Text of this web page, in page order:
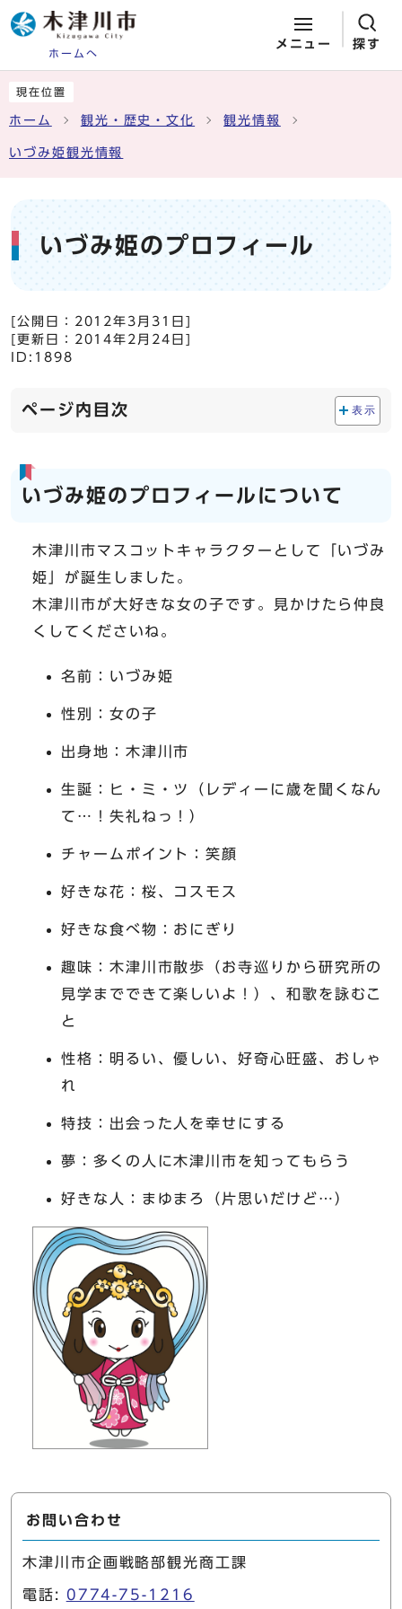
ホームへ
メニュー 探す
現在位置
ホーム 観光・歴史・文化 観光情報
いづみ姫観光情報
いづみ姫のプロフィール
[公開日： 2012年3月31日
[更新日： 2014年2月24日
ID:1898
ページ内目次 表示
いづみ姫のプロフィールについて
木津川市マスコットキャラクターとして「いづみ
姫」が誕生しました。
木津川市が大好きな女の子です。見かけたら仲良
くしてくださいね。
名前：いづみ姫
性別：女の子
出身地：木津川市
生誕：ヒ・ミ・ツ（レディーに歳を聞くなん
て…！失礼ねっ！）
チャームポイント：笑顔
好きな花：桜、コスモス
好きな食べ物：おにぎり
趣味：木津川市散歩（お寺巡りから研究所の
見学までできて楽しいよ！）、和歌を詠むこ
と
性格：明るい、優しい、好奇心旺盛、おしゃ
れ
特技：出会った人を幸せにする
夢：多くの人に木津川市を知ってもらう
好きな人：まゆまろ（片思いだけど…）
お問い合わせ
木津川市企画戦略部観光商工課
電話: 0774-75-1216